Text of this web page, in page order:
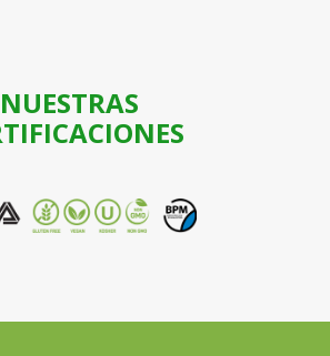
NUESTRAS